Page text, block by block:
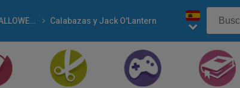
HALLOWEEN Calabazas y Jack O'Lantern